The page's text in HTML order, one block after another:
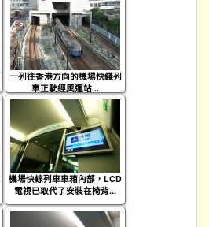
一列往香港方向的機場快綫列
車正駛經奧運站...
機場快線列車車箱內部，LCD
電視已取代了安裝在椅背...